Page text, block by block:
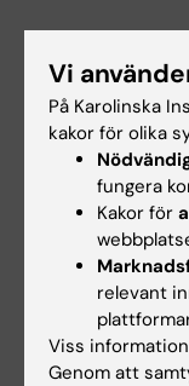
Video
Vi
På Karolinska
kakor för olika
fungera
Kakor för
relevant
Viss
Genom att